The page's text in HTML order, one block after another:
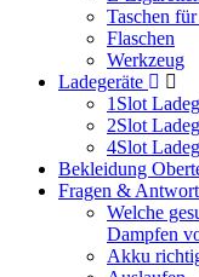
Taschen
Flaschen
Werkzeug
Ladegeräte
1Slot
2Slot
4Slot
Bekleidung
Fragen &
Welche
Dampfen
Akku